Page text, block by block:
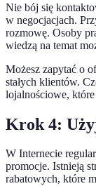
Nie bój się
w negocjacjach.
rozmowę. Osoby
wiedzą na temat
Możesz zapytać o
stałych klientów.
lojalnościowe, które
Krok 4:
W Internecie
promocje. Istnieją
rabatowych, które